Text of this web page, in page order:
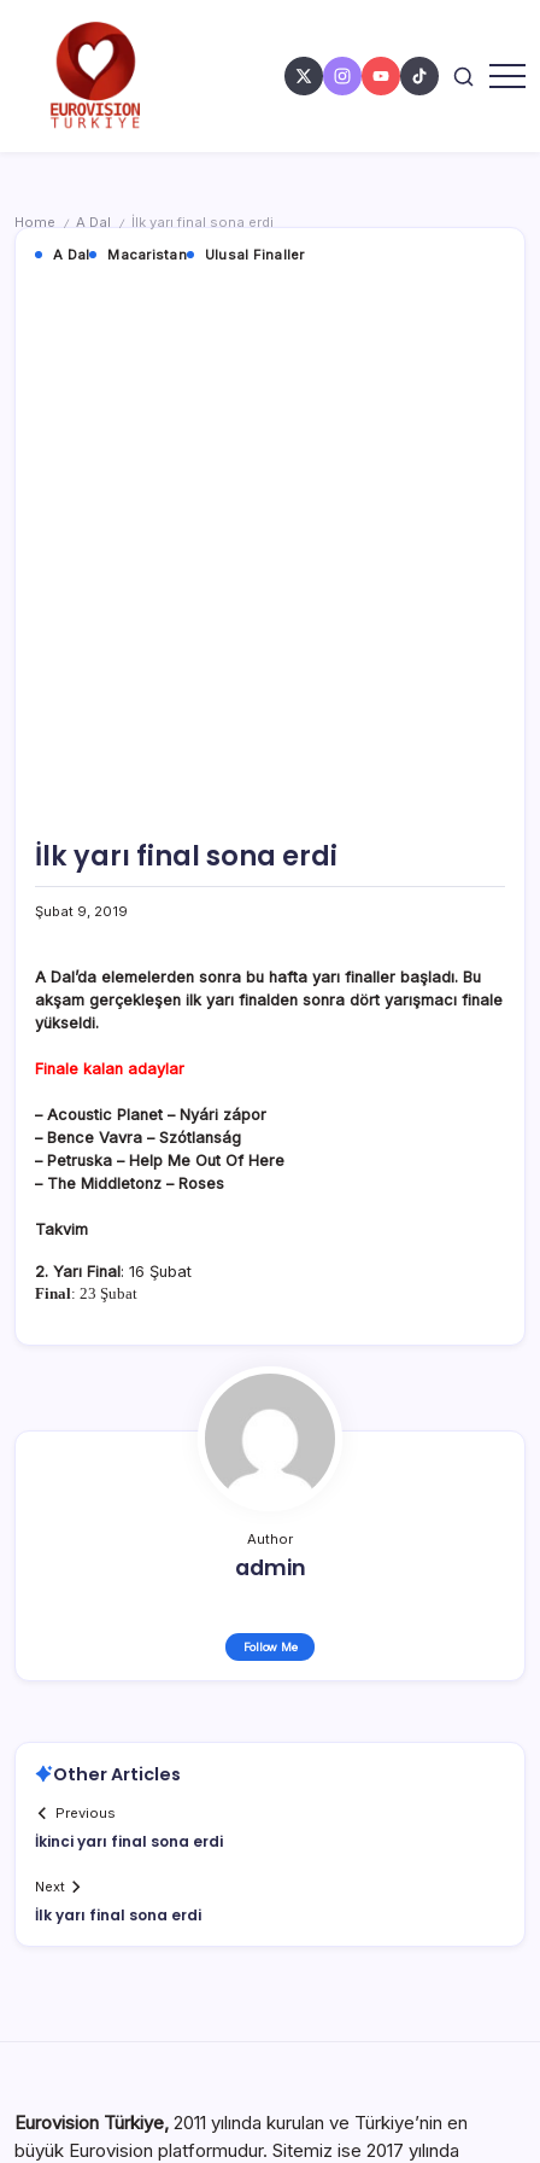
Home / A Dal /
İlk yarı final sona erdi
A Dal
Macaristan Ulusal Finaller
İlk yarı final sona erdi
Şubat 9, 2019
A Dal’da elemelerden sonra bu hafta yarı finaller başladı. Bu
akşam gerçekleşen ilk yarı finalden sonra dört yarışmacı finale
yükseldi.
Finale kalan adaylar
– Acoustic Planet – Nyári zápor
– Bence Vavra – Szótlanság
– Petruska – Help Me Out Of Here
– The Middletonz – Roses
Takvim
2. Yarı Final: 16 Şubat
Final: 23 Şubat
Author
admin
Follow Me
Other Articles
Previous
İkinci yarı final sona erdi
Next
İlk yarı final sona erdi
Eurovision Türkiye, 2011 yılında kurulan ve Türkiye’nin en
büyük Eurovision platformudur. Sitemiz ise 2017 yılında